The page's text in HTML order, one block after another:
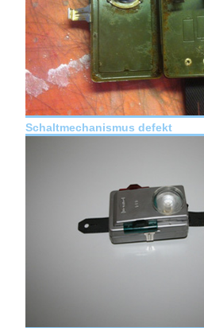
Schaltmechanismus defekt